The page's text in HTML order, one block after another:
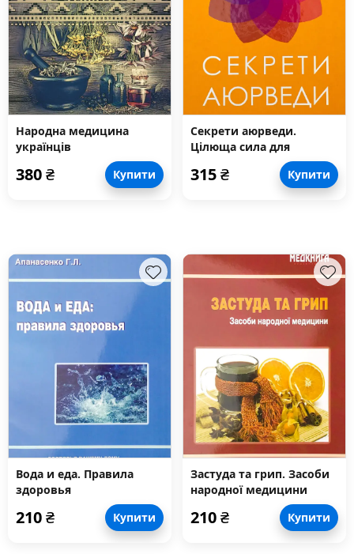
Народна медицина
українців
380₴ Купити
Секрети аюрведи.
Цілюща сила для
здоров’я розуму й тіла
315₴ Купити
Вода и еда. Правила
здоровья
210₴ Купити
Застуда та грип. Засоби
народної медицини
210₴ Купити